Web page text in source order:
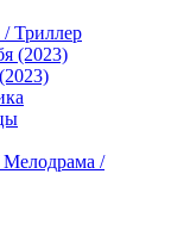
Триллер
/